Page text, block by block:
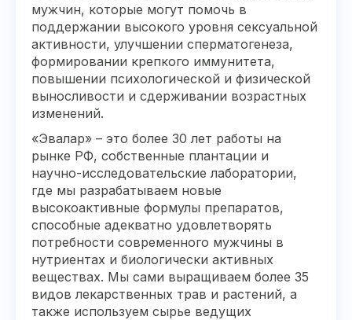
мужчин, которые могут помочь в
поддержании высокого уровня сексуальной
активности, улучшении сперматогенеза,
формировании крепкого иммунитета,
повышении психологической и физической
выносливости и сдерживании возрастных
изменений.
«Эвалар» – это более 30 лет работы на
рынке РФ, собственные плантации и
научно-исследовательские лаборатории,
где мы разрабатываем новые
высокоактивные формулы препаратов,
способные адекватно удовлетворять
потребности современного мужчины в
нутриентах и биологически активных
веществах. Мы сами выращиваем более 35
видов лекарственных трав и растений, а
также используем сырье ведущих